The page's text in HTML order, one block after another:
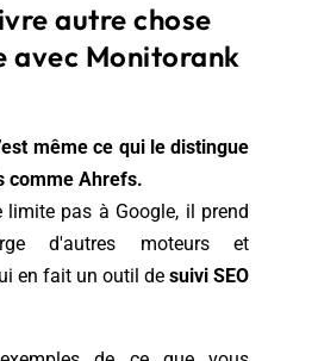
autre chose
avec Monitorank
même ce qui le distingue
comme Ahrefs.
limite pas à Google, il prend
d'autres moteurs et
en fait un outil desuivi SEO